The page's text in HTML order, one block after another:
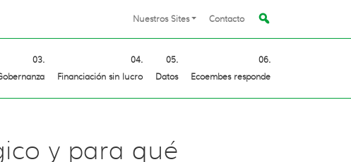
Nuestros Sites Contacto
Financiación sin lucro Datos Ecoembes responde
y para qué